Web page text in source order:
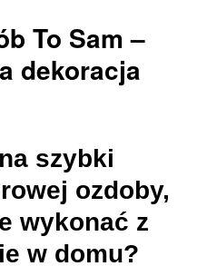
To Sam –
dekoracja
szybki
ozdoby,
wykonać z
w domu?